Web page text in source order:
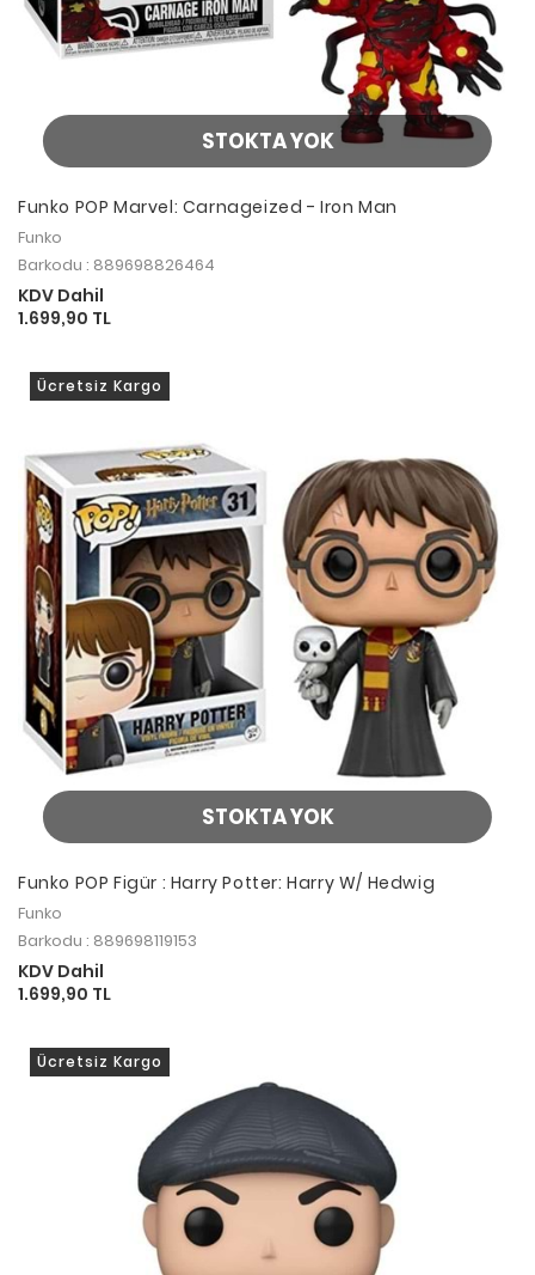
STOKTA YOK
Funko POP Marvel: Carnageized - Iron Man
Funko
Barkodu : 889698826464
KDV Dahil
1.699,90 TL
STOKTA YOK
Ücretsiz Kargo
Funko POP Figür : Harry Potter: Harry W/ Hedwig
Funko
Barkodu : 889698119153
KDV Dahil
1.699,90 TL
Ücretsiz Kargo